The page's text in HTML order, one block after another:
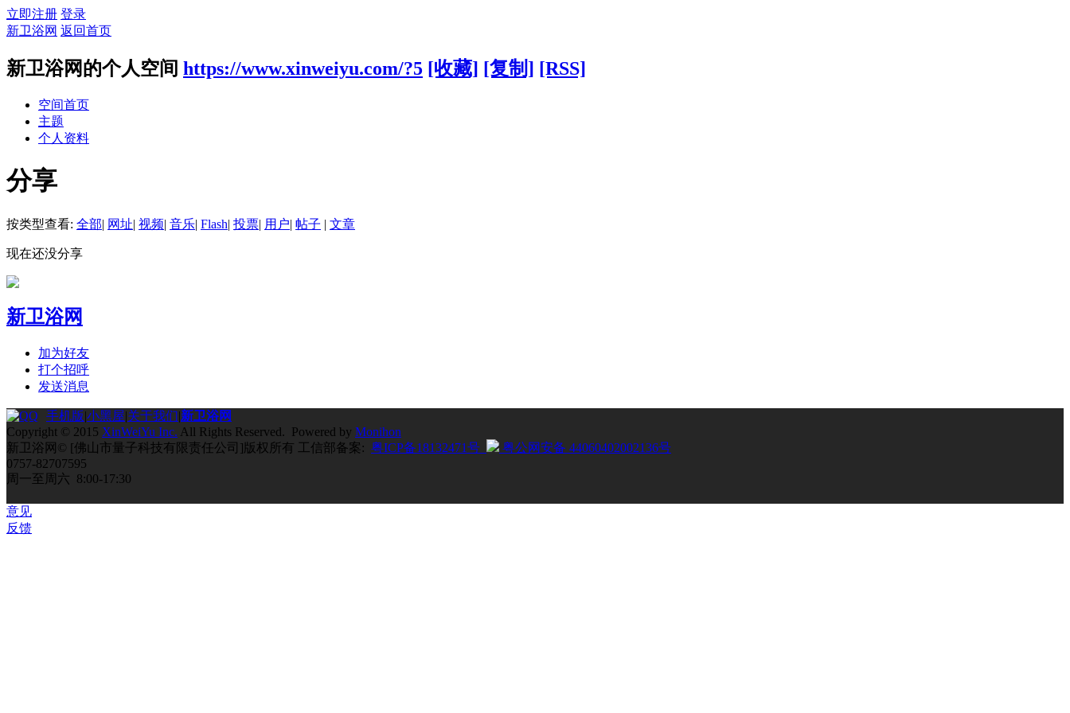
立即注册 登录
新卫浴网 返回首页
新卫浴网的个人空间 https://www.xinweiyu.com/?5 [收藏] [复制] [RSS]
空间首页
主题
个人资料
分享
按类型查看: 全部| 网址| 视频| 音乐| Flash| 投票| 用户| 帖子 | 文章
现在还没分享
新卫浴网
加为好友
打个招呼
发送消息
手机版|小黑屋|关于我们|新卫浴网
Copyright © 2015 XinWeiYu Inc. All Rights Reserved. Powered by Monihon
新卫浴网© [佛山市量子科技有限责任公司]版权所有 工信部备案: 粤ICP备18132471号
粤公网安备 44060402002136号
0757-82707595
周一至周六 8:00-17:30
意见
反馈